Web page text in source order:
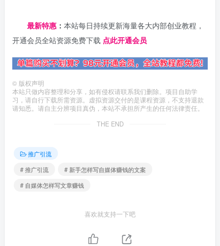
最新特惠 ： 本站每日持续更新海量各大内部创业教程，
开通会员全站资源免费下载 点此开通会员
© 版权声明
本站只做内容整理和分享，如有侵权请联系我们删除。项目自助学
习，请自行下载所需资源。虚拟资源交付的是课程资源，不支持退款
请知悉。请自主分辨项目真伪，本站不承担所产生的任何法律责任。
THE END
推广引流
# 推广引流
# 新手怎样写自媒体赚钱的文案
# 自媒体怎样写文章赚钱
喜欢就支持一下吧